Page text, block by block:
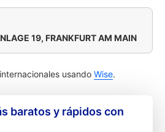
19, FRANKFURT AM MAIN
usando Wise.
baratos y rápidos con